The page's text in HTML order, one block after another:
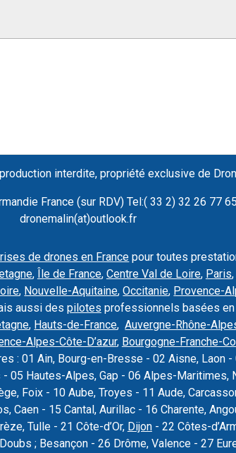
interdite, propriété exclusive de
France (sur RDV) Tel:( 33 2) 32 26 77
dronemalin(at)outlook.fr
de drones en France pour toutes
, Île de France, Centre Val de Loire, Paris,
, Nouvelle-Aquitaine,Occitanie, Provence-
aussi des pilotes professionnels basées en
, Hauts-de-France,Auvergne-Rhône-
Alpes-Côte-D’azur, Bourgogne-Franche-
: 01 Ain, Bourg-en-Bresse - 02 Aisne, Laon
05 Hautes-Alpes, Gap - 06 Alpes-Maritimes,
Foix - 10 Aube, Troyes - 11 Aude,
Caen - 15 Cantal, Aurillac - 16 Charente,
Tulle - 21 Côte-d’Or, Dijon- 22 Côtes-
; Besançon - 26 Drôme, Valence - 27